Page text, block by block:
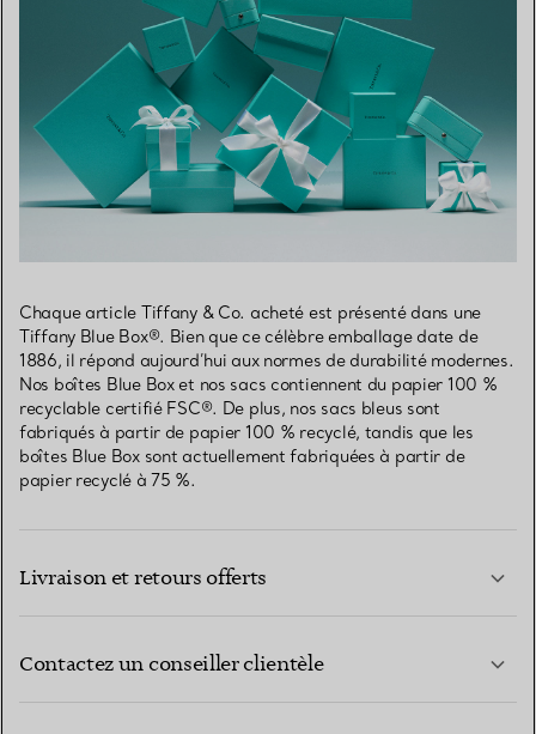
Chaque article Tiffany & Co. acheté est présenté dans une
Tiffany Blue Box®. Bien que ce célèbre emballage date de
1886, il répond aujourd’hui aux normes de durabilité modernes.
Nos boîtes Blue Box et nos sacs contiennent du papier 100 %
recyclable certifié FSC®. De plus, nos sacs bleus sont
fabriqués à partir de papier 100 % recyclé, tandis que les
boîtes Blue Box sont actuellement fabriquées à partir de
papier recyclé à 75 %.
Livraison et retours offerts
Contactez un conseiller clientèle